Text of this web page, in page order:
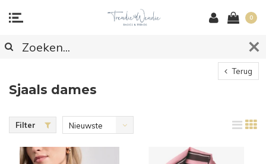
0
Terug
Sjaals dames
Filter
Nieuwste